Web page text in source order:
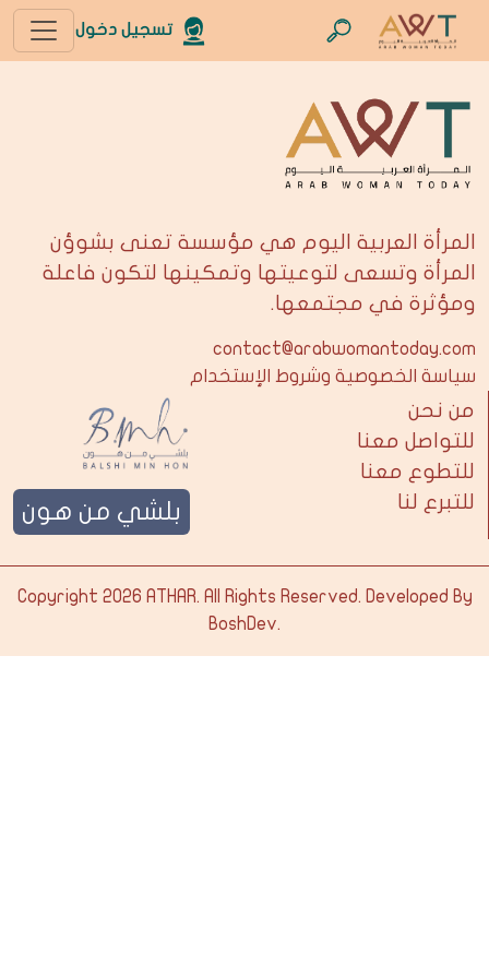
تسجيل دخول
المرأة العربية اليوم هي مؤسسة تعنى بشوؤن
المرأة وتسعى لتوعيتها وتمكينها لتكون فاعلة
ومؤثرة في مجتمعها.
contact@arabwomantoday.com
سياسة الخصوصية وشروط الإستخدام
من نحن
للتواصل معنا
للتطوع معنا
للتبرع لنا
بلشي من هون
Copyright 2026 ATHAR. All Rights Reserved. Developed By
BoshDev.